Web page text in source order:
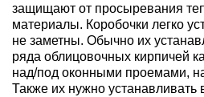
защищают от просыревания
материалы. Коробочки легко
не заметны. Обычно их
ряда облицовочных кирпичей
над/под оконными проемами,
Также их нужно